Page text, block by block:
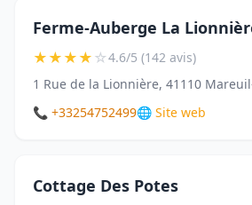
Ferme-Auberge La
★★★★☆4.6/5 (142 avis)
1 Rue de la Lionnière, 41110
📞 +33254752499🌐 Site web
Cottage Des Potes